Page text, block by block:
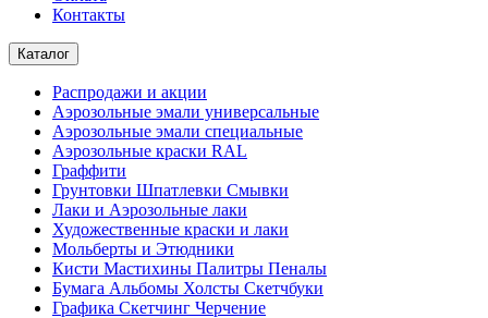
Контакты
Каталог
Распродажи и акции
Аэрозольные эмали универсальные
Аэрозольные эмали специальные
Аэрозольные краски RAL
Граффити
Грунтовки Шпатлевки Смывки
Лаки и Аэрозольные лаки
Художественные краски и лаки
Мольберты и Этюдники
Кисти Мастихины Палитры Пеналы
Бумага Альбомы Холсты Скетчбуки
Графика Скетчинг Черчение